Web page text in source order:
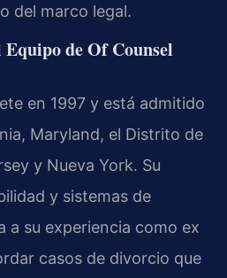
del marco legal.
de Of Counsel
en 1997 y está admitido
Maryland, el Distrito de
y Nueva York. Su
y sistemas de
a su experiencia como ex
casos de divorcio que